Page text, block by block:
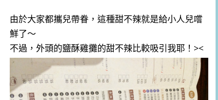
由於大家都攜兒帶眷，這種甜不辣就是給小人兒嚐
鮮了～
不過，外頭的鹽酥雞攤的甜不辣比較吸引我耶！><